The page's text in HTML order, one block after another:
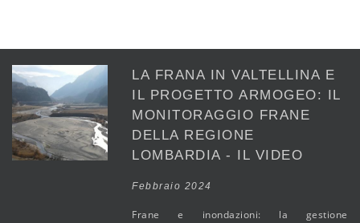
LA FRANA IN VALTELLINA E
IL PROGETTO ARMOGEO: IL
MONITORAGGIO FRANE
DELLA REGIONE
LOMBARDIA - IL VIDEO
Febbraio 2024
Frane e inondazioni: la gestione